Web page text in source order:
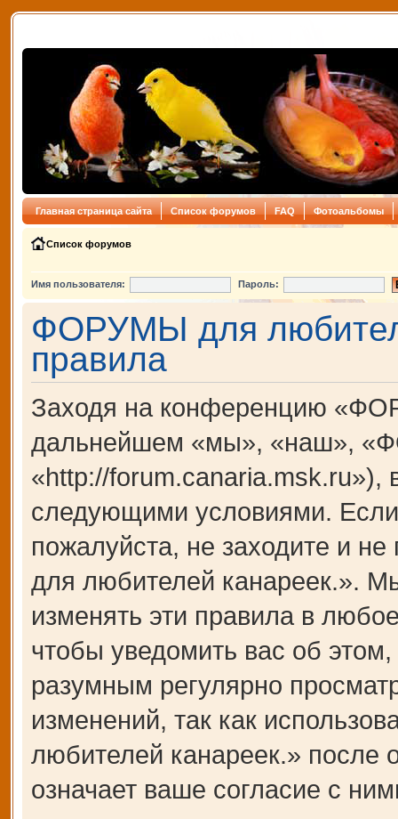
Главная страница сайта Список форумов FAQ Фотоальбомы
Список форумов
Имя пользователя: Пароль:
ФОРУМЫ для
правила
Заходя на конференцию
дальнейшем «мы», «наш»,
«http://forum.canaria.msk.ru»),
следующими условиями.
пожалуйста, не заходите и
для любителей канареек.».
изменять эти правила в
чтобы уведомить вас об
разумным регулярно
изменений, так как
любителей канареек.» после
означает ваше согласие с